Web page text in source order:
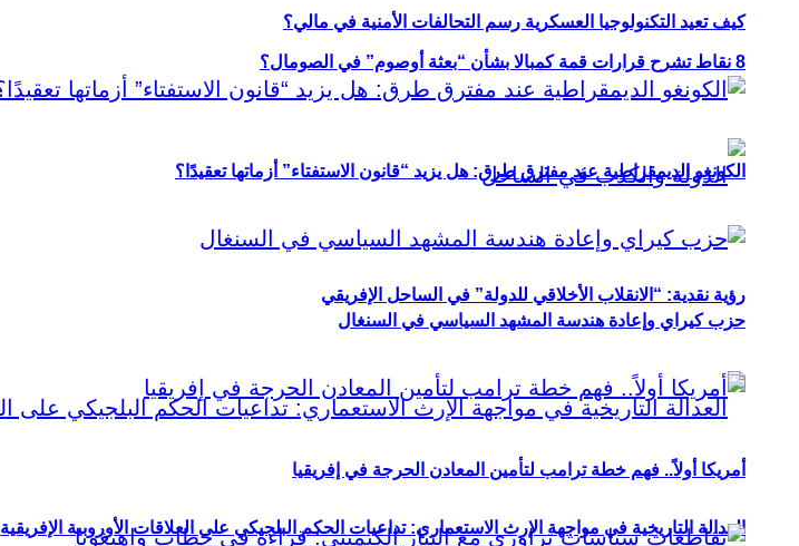
8 نقاط تشرح قرارات قمة كمبالا بشأن “بعثة أوصوم” في الصومال؟
رؤية نقدية: “الانقلاب الأخلاقي للدولة” في الساحل الإفريقي
العدالة التاريخية في مواجهة الإرث الاستعماري: تداعيات الحكم البلجيكي على العلاقات الأوروبية الإفريقية
كيف تعيد التكنولوجيا العسكرية رسم التحالفات الأمنية في مالي؟
الكونغو الديمقراطية عند مفترق طرق: هل يزيد “قانون الاستفتاء” أزماتها تعقيدًا؟
حزب كيراي وإعادة هندسة المشهد السياسي في السنغال
أمريكا أولاً.. فهم خطة ترامب لتأمين المعادن الحرجة في إفريقيا